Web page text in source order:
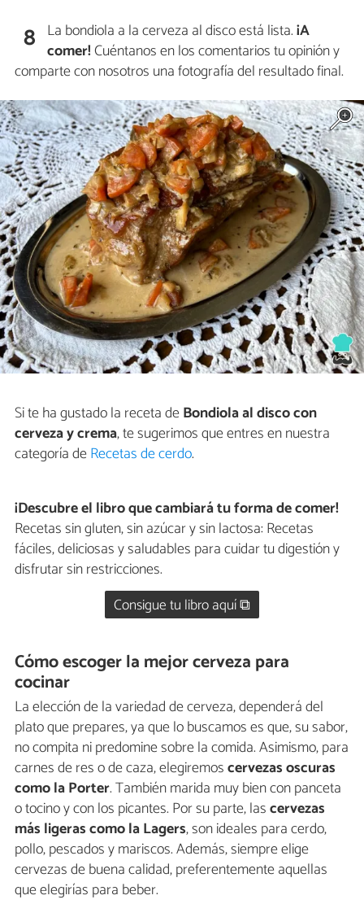
8 La bondiola a la cerveza al disco está lista.¡A
comer!Cuéntanos en los comentarios tu opinión y
comparte con nosotros una fotografía del resultado final.
Si te ha gustado la receta deBondiola al disco con
cerveza y crema, te sugerimos que entres en nuestra
categoría deRecetas de cerdo.
¡Descubre el libro que cambiará tu forma de comer!
Recetas sin gluten, sin azúcar y sin lactosa: Recetas
fáciles, deliciosas y saludables para cuidar tu digestión y
disfrutar sin restricciones.
Consigue tu libro aquí ⧉
Cómo escoger la mejor cerveza para
cocinar
La elección de la variedad de cerveza, dependerá del
plato que prepares, ya que lo buscamos es que, su sabor,
no compita ni predomine sobre la comida. Asimismo, para
carnes de res o de caza, elegiremoscervezas oscuras
como la Porter. También marida muy bien con panceta
o tocino y con los picantes. Por su parte, lascervezas
más ligeras como la Lagers, son ideales para cerdo,
pollo, pescados y mariscos. Además, siempre elige
cervezas de buena calidad, preferentemente aquellas
que elegirías para beber.